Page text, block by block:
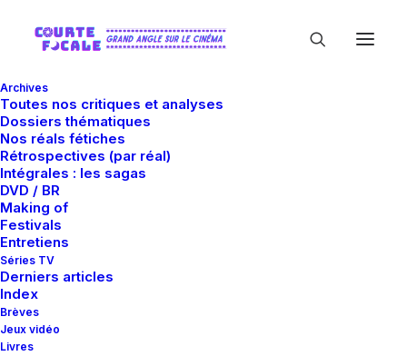
Archives
Toutes nos critiques et analyses
Dossiers thématiques
Nos réals fétiches
Rétrospectives (par réal)
Intégrales : les sagas
DVD / BR
Making of
Festivals
Entretiens
Séries TV
Derniers articles
Index
Brèves
Jeux vidéo
Livres